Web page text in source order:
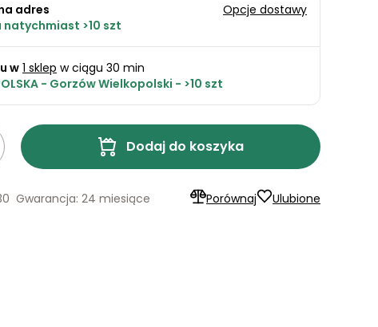
adres
natychmiast >10 szt
Opcje dostawy
w 1 sklep w ciągu 30 min
- Gorzów Wielkopolski - >10 szt
Dodaj do koszyka
Porównaj Ulubione
Gwarancja: 24 miesiące